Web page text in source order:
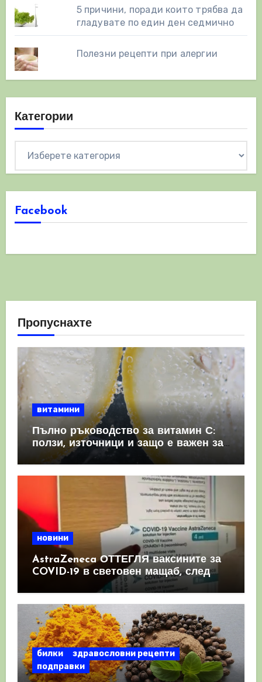
5 причини, поради които трябва да
гладувате по един ден седмично
Полезни рецепти при алергии
Категории
Facebook
Пропуснахте
витамини
Пълно ръководство за витамин С:
ползи, източници и защо е важен за
имунната система
новини
AstraZeneca ОТТЕГЛЯ ваксините за
COVID-19 в световен мащаб, след
като призна, че те причиняват
билки
здравословни рецепти
подправки